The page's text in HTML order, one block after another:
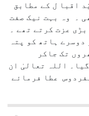
اقبا ل کے مطابق
پرانی تھی ۔ وہ بہت نیک صفت
عزت کرتے تھے ۔
ہاتھ کو پتہ
تک جاکر
گیا۔ اللہ تعالیٰ ان
عطا فرمائے